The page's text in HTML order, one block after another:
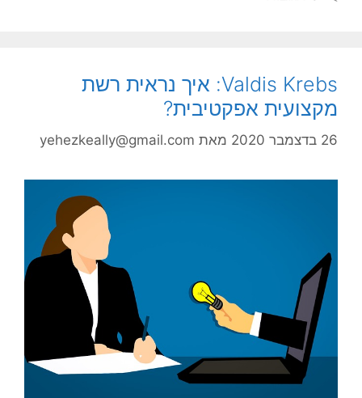
Valdis Krebs: איך נראית רשת
מקצועית אפקטיבית?
26 בדצמבר 2020 מאת yehezkeally@gmail.com